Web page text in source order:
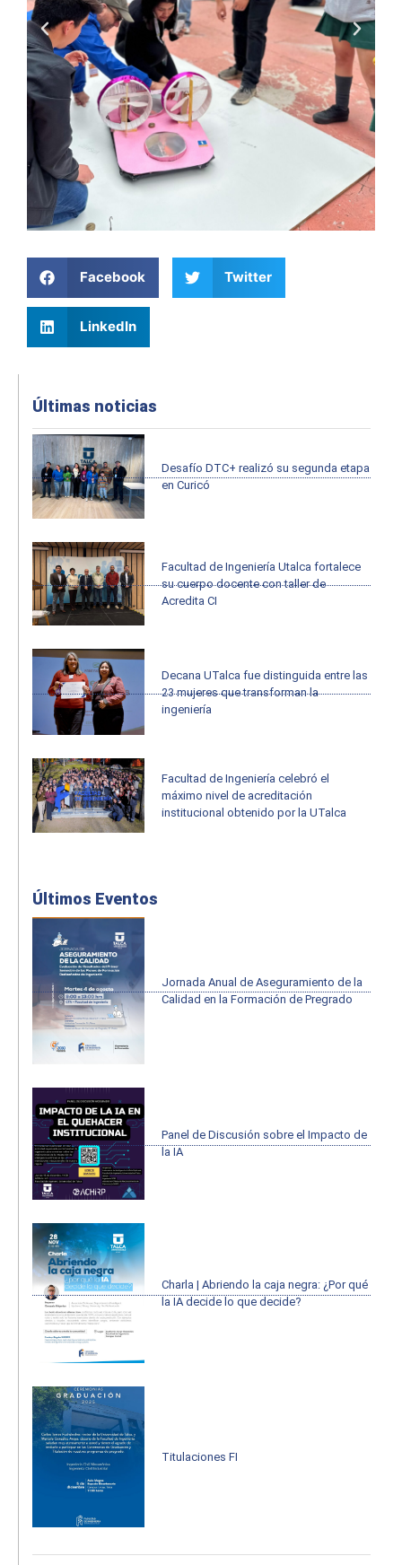
Facebook Twitter
LinkedIn
Últimas noticias
Desafío DTC+ realizó su segunda etapa
en Curicó
Facultad de Ingeniería Utalca fortalece
su cuerpo docente con taller de
Acredita CI
Decana UTalca fue distinguida entre las
23 mujeres que transforman la
ingeniería
Facultad de Ingeniería celebró el
máximo nivel de acreditación
institucional obtenido por la UTalca
Últimos Eventos
Jornada Anual de Aseguramiento de la
Calidad en la Formación de Pregrado
Panel de Discusión sobre el Impacto de
la IA
Charla | Abriendo la caja negra: ¿Por qué
la IA decide lo que decide?
Titulaciones FI